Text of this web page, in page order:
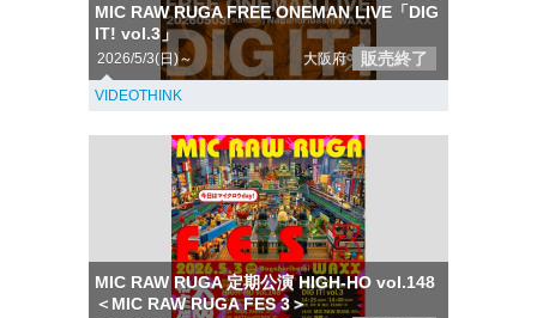
MIC RAW RUGA FREE ONEMAN LIVE「DIG
IT! vol.3」
2026/5/3(日)～ 大阪府 販売終了
VIDEOTHINK
MIC RAW RUGA 定期公演 HIGH-HO vol.148
＜MIC RAW RUGA FES 3＞